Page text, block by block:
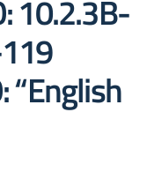
10.2.3B-
“English